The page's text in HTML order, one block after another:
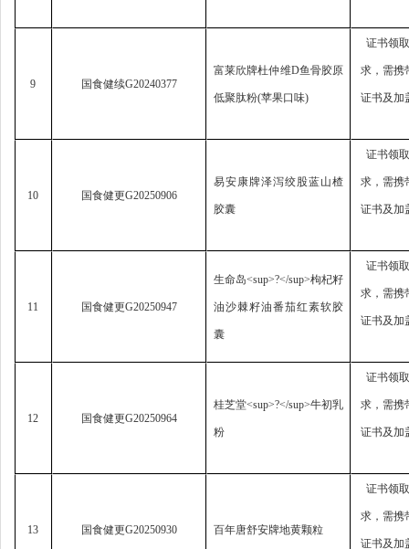
9 国食健续G20240377
富莱欣牌杜仲维D鱼骨胶原
低聚肽粉(苹果口味)
证书领
求， 需携
证书及加
10 国食健更G20250906
易安康牌泽泻绞股蓝山楂
胶囊
证书领
求， 需携
证书及加
11 国食健更G20250947
生命岛<sup>?</sup>枸杞籽
油沙棘籽油番茄红素软胶
囊
证书领
求， 需携
证书及加
12 国食健更G20250964
桂芝堂<sup>?</sup>牛初乳
粉
证书领
求， 需携
证书及加
13 国食健更G20250930 百年唐舒安牌地黄颗粒
证书领
求， 需携
证书及加